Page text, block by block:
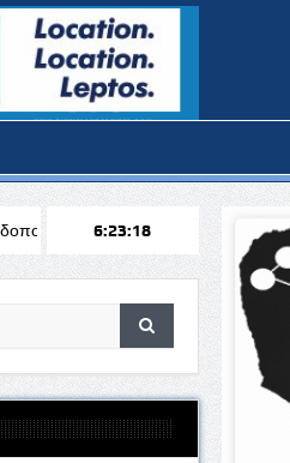
στο κινητό, τι να προσέξετε
6:23:20